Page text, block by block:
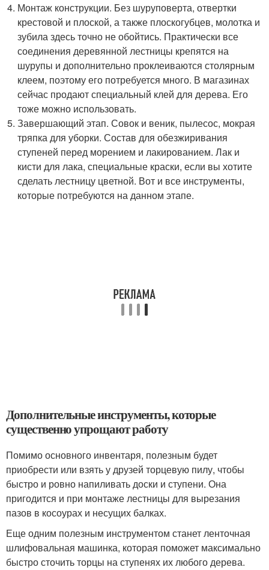
Монтаж конструкции. Без шуруповерта, отвертки
крестовой и плоской, а также плоскогубцев, молотка и
зубила здесь точно не обойтись. Практически все
соединения деревянной лестницы крепятся на
шурупы и дополнительно проклеиваются столярным
клеем, поэтому его потребуется много. В магазинах
сейчас продают специальный клей для дерева. Его
тоже можно использовать.
Завершающий этап. Совок и веник, пылесос, мокрая
тряпка для уборки. Состав для обезжиривания
ступеней перед морением и лакированием. Лак и
кисти для лака, специальные краски, если вы хотите
сделать лестницу цветной. Вот и все инструменты,
которые потребуются на данном этапе.
Дополнительные инструменты, которые
существенно упрощают работу
Помимо основного инвентаря, полезным будет
приобрести или взять у друзей торцевую пилу, чтобы
быстро и ровно напиливать доски и ступени. Она
пригодится и при монтаже лестницы для вырезания
пазов в косоурах и несущих балках.
Еще одним полезным инструментом станет ленточная
шлифовальная машинка, которая поможет максимально
быстро сточить торцы на ступенях их любого дерева.